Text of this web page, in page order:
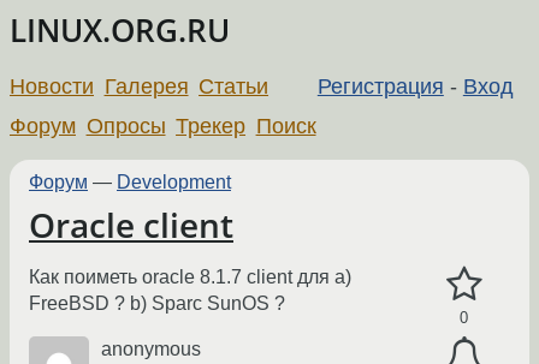
LINUX.ORG.RU
Регистрация - Вход
Новости Галерея Статьи
Форум Опросы Трекер Поиск
Форум — Development
Oracle client
0
Как поиметь oracle 8.1.7 client для a)
FreeBSD ? b) Sparc SunOS ?
anonymous